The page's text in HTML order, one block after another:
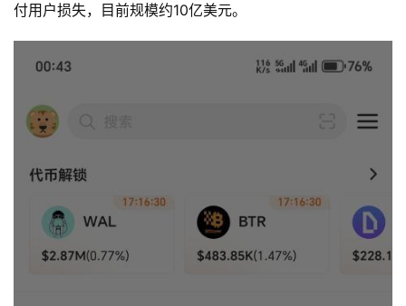
付用户损失，目前规模约10亿美元。